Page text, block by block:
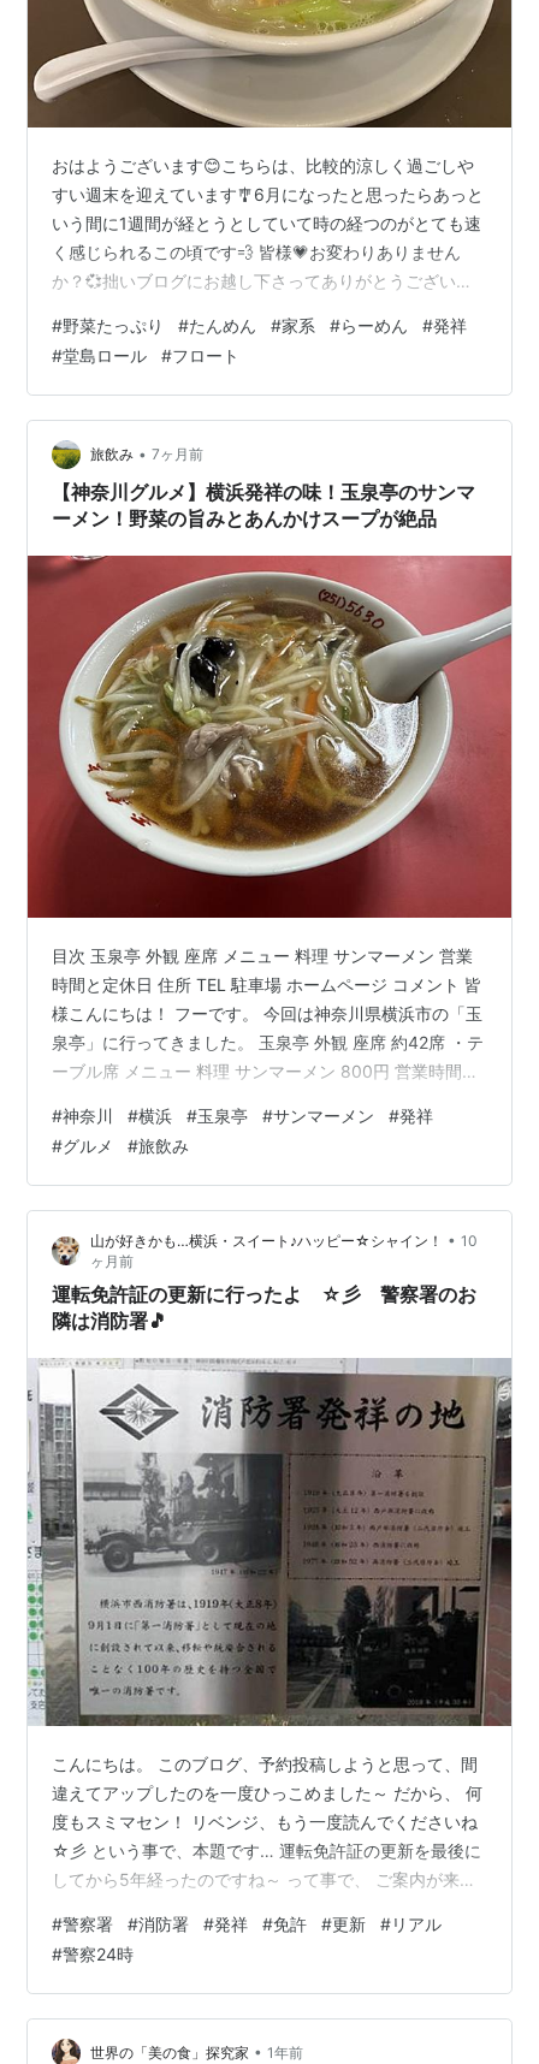
おはようございます😊こちらは、比較的涼しく過ごしや
すい週末を迎えています🎐6月になったと思ったらあっと
いう間に1週間が経とうとしていて時の経つのがとても速
く感じられるこの頃です💨 皆様💗お変わりありません
か？💞拙いブログにお越し下さってありがとうございま
🍇🍎昨日は、久しぶりにお昼に外食でたんめんを食べま
した🍜🔶たんめん専門店 百菜さん🔶☝️＜毎日野菜たんめ
ん＞は、野菜11種たっぷり４８０ｇ使用🥬普通盛が950
円でハーフが850円でした。実は、先月末から、最高気
温が30℃を超えて真夏日が続いたある日🌞⬆️写真の右側
に見える立て看板の＜冷やし…
#野菜たっぷり #たんめん #家系 #らーめん #発祥
#堂島ロール #フロート
旅飲み • 7ヶ月前
【神奈川グルメ】横浜発祥の味！玉泉亭のサンマ
ーメン！野菜の旨みとあんかけスープが絶品
目次 玉泉亭 外観 座席 メニュー 料理 サンマーメン 営業
時間と定休日 住所 TEL 駐車場 ホームページ コメント 皆
様こんにちは！ フーです。 今回は神奈川県横浜市の「玉
泉亭」に行ってきました。 玉泉亭 外観 座席 約42席 ・テ
ーブル席 メニュー 料理 サンマーメン 800円 営業時間と
奈川県横浜市中区伊勢佐木町5-127 TEL 045-251-5630
駐車場 無し ＊近くのパーキングを利用 ホームページ 無
し コメント 玉泉亭は、横浜市伊勢佐木町に本店を構える
老舗中華料理店。 大正7年創業の歴史ある店で、「サン
マー…
#神奈川 #横浜 #玉泉亭 #サンマーメン #発祥
#グルメ #旅飲み
山が好きかも…横浜・スイート♪ハッピー☆シャイン！ • 10
ヶ月前
運転免許証の更新に行ったよ ☆彡 警察署のお
隣は消防署🎵
こんにちは。 このブログ、予約投稿しようと思って、間
違えてアップしたのを一度ひっこめました～ だから、 何
度もスミマセン！ リベンジ、もう一度読んでくださいね
☆彡 という事で、本題です… 運転免許証の更新を最後に
してから5年経ったのですね～ って事で、 ご案内が来て
写真撮れないから外だけ 30分くらいのビデオ見せてもら
って ってこれがまた ちょっとリアルで怖い！ 【潜
入！！！警察24時！！】なんて特番があると 結構見てし
まうのですが それよりもっと身近でリアルである意味怖
いビデオ ぶつかる音が ドスッ 結構な恐怖でした 視力検
#警察署 #消防署 #発祥 #免許 #更新 #リアル
#警察24時
世界の「美の食」探究家 • 1年前